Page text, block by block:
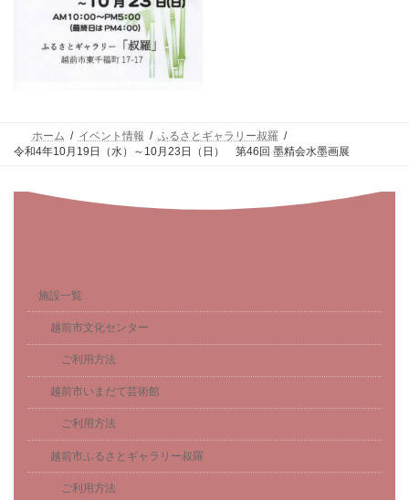
ホーム イベント情報
ふるさとギャラリー叔羅
令和4年10月19日（水）～10月23日（日） 第46回 墨精会水墨画展
施設一覧
越前市文化センター
ご利用方法
越前市いまだて芸術館
ご利用方法
越前市ふるさとギャラリー叔羅
ご利用方法